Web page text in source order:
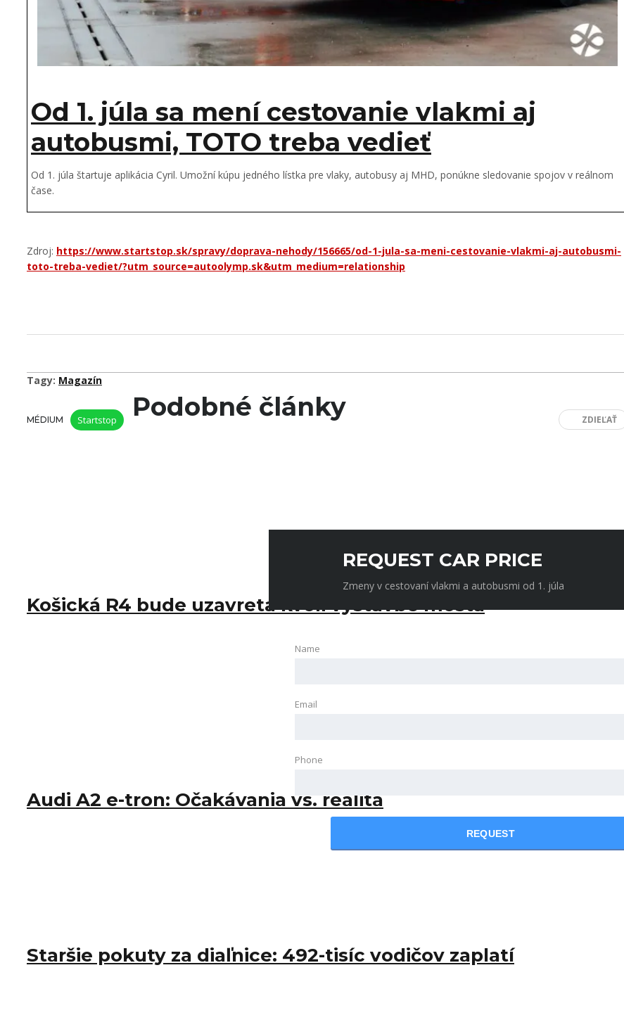
Od 1. júla sa mení cestovanie vlakmi aj
autobusmi, TOTO treba vedieť
Od 1. júla štartuje aplikácia Cyril. Umožní kúpu jedného lístka pre vlaky, autobusy aj MHD, ponúkne sledovanie spojov v reálnom
čase.
Zdroj: https://www.startstop.sk/spravy/doprava-nehody/156665/od-1-jula-sa-meni-cestovanie-vlakmi-aj-autobusmi-
toto-treba-vediet/?utm_source=autoolymp.sk&utm_medium=relationship
Tagy: Magazín
MÉDIUM Startstop ZDIEĽAŤ
Podobné články
Košická R4 bude uzavretá kvôli výstavbe mosta
Audi A2 e-tron: Očakávania vs. realita
Staršie pokuty za diaľnice: 492-tisíc vodičov zaplatí
REQUEST CAR PRICE
Zmeny v cestovaní vlakmi a autobusmi od 1. júla
Name
Email
Phone
REQUEST